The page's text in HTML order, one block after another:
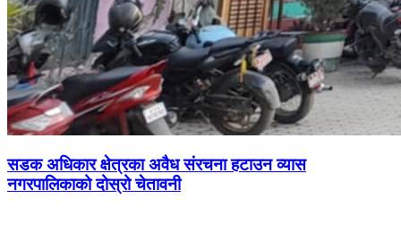
सडक अधिकार क्षेत्रका अवैध संरचना हटाउन व्यास
नगरपालिकाको दोस्रो चेतावनी